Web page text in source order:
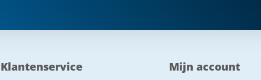
Klantenservice Mijn account